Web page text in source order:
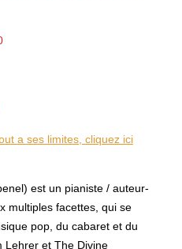
a ses limites, cliquez ici
est un pianiste / auteur-
multiples facettes, qui se
pop, du cabaret et du
Lehrer et The Divine